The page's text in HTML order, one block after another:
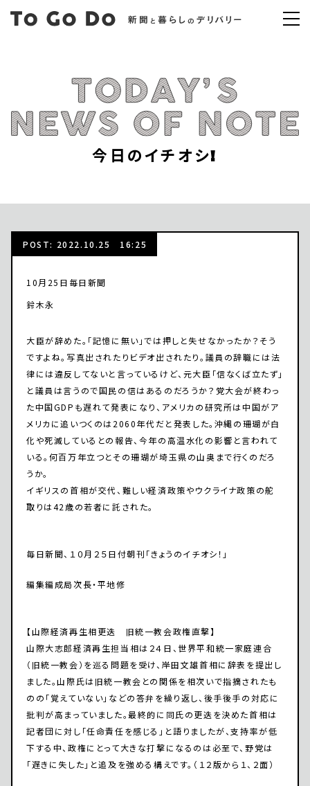
今日のイチオシ!
POST: 2022.10.25 16:25
10月25日毎日新聞
鈴木永
大臣が辞めた。「記憶に無い」では押しと失せなかったか？そう
ですよね。写真出されたりビデオ出されたり。議員の辞職には法
律には違反してないと言っているけど、元大臣「信なくば立たず」
と議員は言うので国民の信はあるのだろうか？党大会が終わっ
た中国GDPも遅れて発表になり、アメリカの研究所は中国がア
メリカに追いつくのは2060年代だと発表した。沖縄の珊瑚が白
化や死滅しているとの報告、今年の高温水化の影響と言われて
いる。何百万年立つとその珊瑚が埼玉県の山奥まで行くのだろ
うか。
イギリスの首相が交代、難しい経済政策やウクライナ政策の舵
取りは42歳の若者に託された。
毎日新聞、１０月２５日付朝刊「きょうのイチオシ！」
編集編成局次長・平地修
【山際経済再生相更迭 旧統一教会政権直撃】
山際大志郎経済再生担当相は２４日、世界平和統一家庭連合
（旧統一教会）を巡る問題を受け、岸田文雄首相に辞表を提出し
ました。山際氏は旧統一教会との関係を相次いで指摘されたも
のの「覚えていない」などの答弁を繰り返し、後手後手の対応に
批判が高まっていました。最終的に同氏の更迭を決めた首相は
記者団に対し「任命責任を感じる」と語りましたが、支持率が低
下する中、政権にとって大きな打撃になるのは必至で、野党は
「遅きに失した」と追及を強める構えです。（１２版から１、２面）